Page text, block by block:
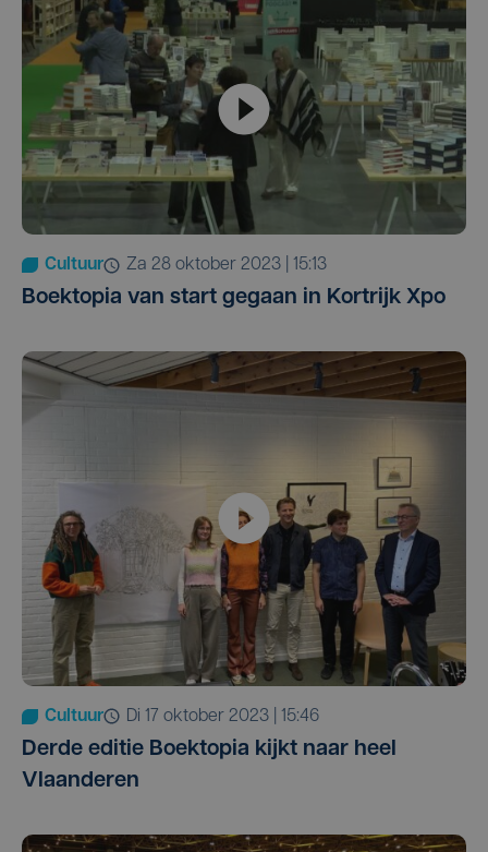
Cultuur za 28 oktober 2023 | 15:13
Boektopia van start gegaan in Kortrijk Xpo
Cultuur di 17 oktober 2023 | 15:46
Derde editie Boektopia kijkt naar heel
Vlaanderen